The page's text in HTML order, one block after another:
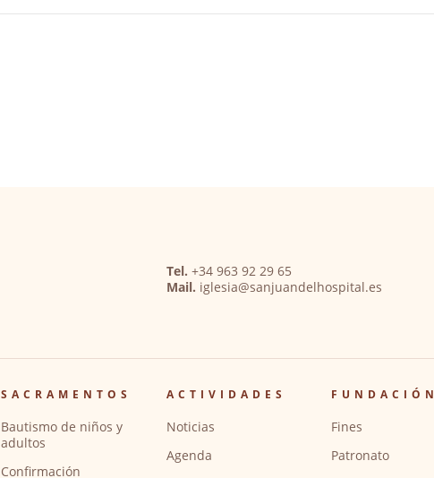
Tel. +34 963 92 29 65
Mail. iglesia@sanjuandelhospital.es
SACRAMENTOS
Bautismo de niños y
adultos
Confirmación
ACTIVIDADES
Noticias
Agenda
FUNDACIÓN
Fines
Patronato